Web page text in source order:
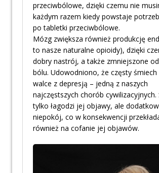
przeciwbólowe, dzięki czemu nie
każdym razem kiedy powstaje
po tabletki przeciwbólowe.
Mózg zwiększa również produkcję
to nasze naturalne opioidy), dzięki
dobry nastrój, a także zmniejszone
bólu. Udowodniono, że częsty
walce z depresją – jedną z naszych
najczęstszych chorób cywilizacyjnych.
tylko łagodzi jej objawy, ale
niepokój, co w konsekwencji
również na cofanie jej objawów.